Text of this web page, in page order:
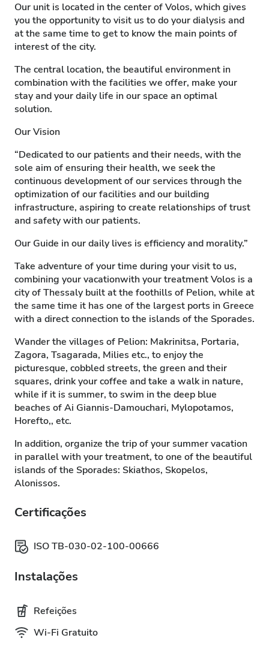
Our unit is located in the center of Volos, which gives
you the opportunity to visit us to do your dialysis and
at the same time to get to know the main points of
interest of the city.
The central location, the beautiful environment in
combination with the facilities we offer, make your
stay and your daily life in our space an optimal
solution.
Our Vision
“Dedicated to our patients and their needs, with the
sole aim of ensuring their health, we seek the
continuous development of our services through the
optimization of our facilities and our building
infrastructure, aspiring to create relationships of trust
and safety with our patients.
Our Guide in our daily lives is efficiency and morality.”
Take adventure of your time during your visit to us,
combining your vacationwith your treatment Volos is a
city of Thessaly built at the foothills of Pelion, while at
the same time it has one of the largest ports in Greece
with a direct connection to the islands of the Sporades.
Wander the villages of Pelion: Makrinitsa, Portaria,
Zagora, Tsagarada, Milies etc., to enjoy the
picturesque, cobbled streets, the green and their
squares, drink your coffee and take a walk in nature,
while if it is summer, to swim in the deep blue
beaches of Ai Giannis-Damouchari, Mylopotamos,
Horefto,, etc.
In addition, organize the trip of your summer vacation
in parallel with your treatment, to one of the beautiful
islands of the Sporades: Skiathos, Skopelos,
Alonissos.
Certificações
ISO TB-030-02-100-00666
Instalações
Refeições
Wi-Fi Gratuito